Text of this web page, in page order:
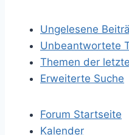
Ungelesene
Unbeantwortete
Themen der
Erweiterte Suche
Forum Startseite
Kalender